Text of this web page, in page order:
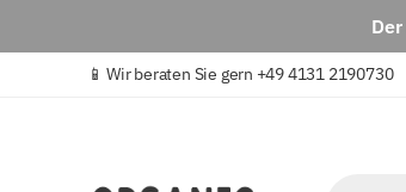
Der
📱Wir beraten Sie gern +49 4131 2190730